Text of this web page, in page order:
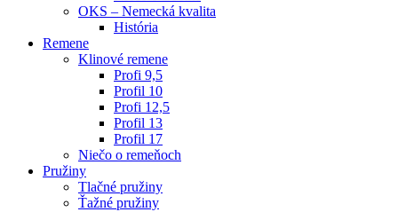
OKS – Nemecká kvalita
História
Remene
Klinové remene
Profi 9,5
Profil 10
Profi 12,5
Profil 13
Profil 17
Niečo o remeňoch
Pružiny
Tlačné pružiny
Ťažné pružiny